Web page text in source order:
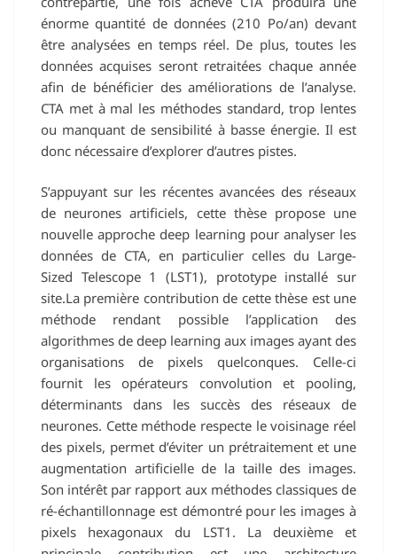
énorme quantité de données (210 Po/an) devant
être analysées en temps réel. De plus, toutes les
données acquises seront retraitées chaque année
afin de bénéficier des améliorations de l’analyse.
CTA met à mal les méthodes standard, trop lentes
ou manquant de sensibilité à basse énergie. Il est
donc nécessaire d’explorer d’autres pistes.
S’appuyant sur les récentes avancées des réseaux
de neurones artificiels, cette thèse propose une
nouvelle approche deep learning pour analyser les
données de CTA, en particulier celles du Large-
Sized Telescope 1 (LST1), prototype installé sur
site.La première contribution de cette thèse est une
méthode rendant possible l’application des
algorithmes de deep learning aux images ayant des
organisations de pixels quelconques. Celle-ci
fournit les opérateurs convolution et pooling,
déterminants dans les succès des réseaux de
neurones. Cette méthode respecte le voisinage réel
des pixels, permet d’éviter un prétraitement et une
augmentation artificielle de la taille des images.
Son intérêt par rapport aux méthodes classiques de
ré-échantillonnage est démontré pour les images à
pixels hexagonaux du LST1. La deuxième et